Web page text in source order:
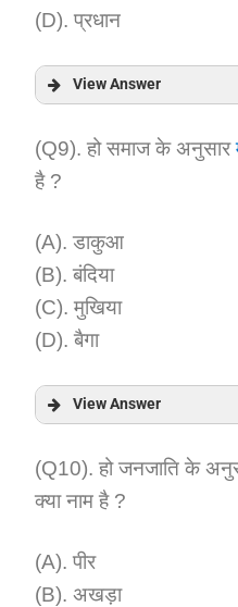
(D). प्रधान
View Answer
Answer:
(Q9). हो समाज के अनुसार
है ?
(A). डाकुआ
(B). बंदिया
(C). मुखिया
(D). बैगा
View Answer
Answer:
(Q10). हो जनजाति के
क्या नाम है ?
(A). पीर
(B). अखड़ा